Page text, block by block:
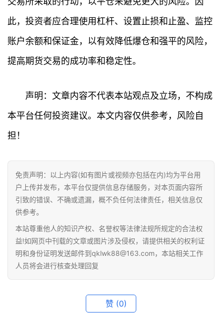
此，投资者应合理使用杠杆、设置止损和止盈、监控
账户余额和保证金，以有效降低爆仓和强平的风险，
提高期货交易的成功率和稳定性。
声明：文章内容不代表本站观点及立场，不构成
本平台任何投资建议。本文内容仅供参考，风险自
担！
免责声明：以上内容(如有图片或视频亦包括在内)均为平台用
户上传并发布，本平台仅提供信息存储服务，对本页面内容所
引致的错误、不确或遗漏，概不负任何法律责任，相关信息仅
供参考。
本站尊重他人的知识产权、名誉权等法律法规所规定的合法权
益!如网页中刊载的文章或图片涉及侵权，请提供相关的权利证
明和身份证明发送邮件到qklwk88@163.com，本站相关工作
人员将会进行核查处理回复
赞 (0)